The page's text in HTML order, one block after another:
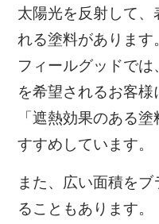
太陽光を反射して、
れる塗料があります
フィールグッドで
を希望されるお客様
「遮熱効果のある
すすめしています。
また、広い面積を
ることもあります。